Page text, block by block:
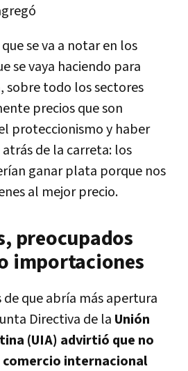
se va a notar en los
se vaya haciendo para
, sobre todo los sectores
precios que son
proteccionismo y haber
de la carreta: los
ganar plata porque nos
al mejor precio.
preocupados
importaciones
de que abría más apertura
Directiva de la Unión
(UIA) advirtió que no
comercio internacional